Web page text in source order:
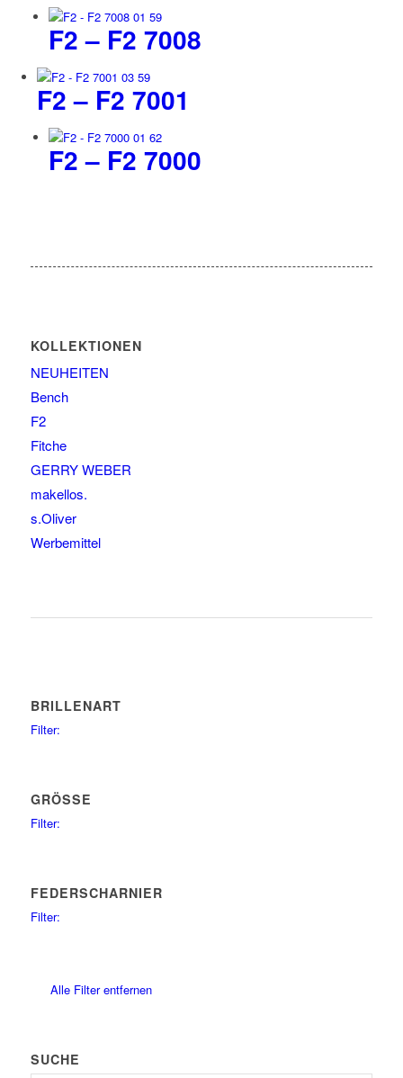
F2 – F2 7008
F2 – F2 7001
F2 – F2 7000
KOLLEKTIONEN
NEUHEITEN
Bench
F2
Fitche
GERRY WEBER
makellos.
s.Oliver
Werbemittel
BRILLENART
Filter:
GRÖSSE
Filter:
701
741
1
592
FEDERSCHARNIER
Filter:
Alle Filter entfernen
SUCHE